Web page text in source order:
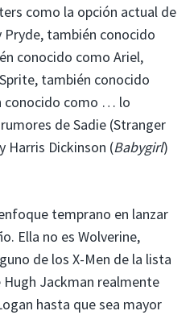
como la opción actual de
también conocido
conocido como Ariel,
también conocido
conocido como … lo
de Sadie (Stranger
Harris Dickinson (Babygirl)
temprano en lanzar
Ella no es Wolverine,
de los X-Men de la lista
Jackman realmente
hasta que sea mayor